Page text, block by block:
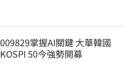
009829掌握AI關鍵 大華韓國
KOSPI 50今強勢開募